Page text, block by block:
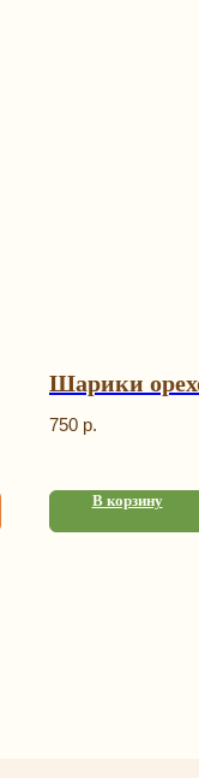
Шарики
750 р.
В корзину